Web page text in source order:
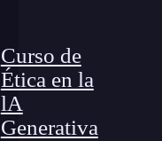
Curso de
Ética en la
lA
Generativa